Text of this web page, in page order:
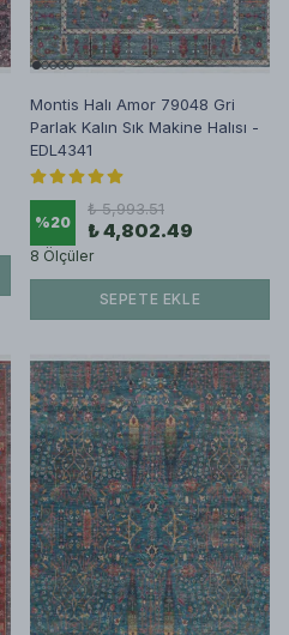
Montis Halı Amor 79048 Gri
Parlak Kalın Sık Makine Halısı -
EDL4341
%20
₺ 5,993.51
₺ 4,802.49
8 Ölçüler
SEPETE EKLE